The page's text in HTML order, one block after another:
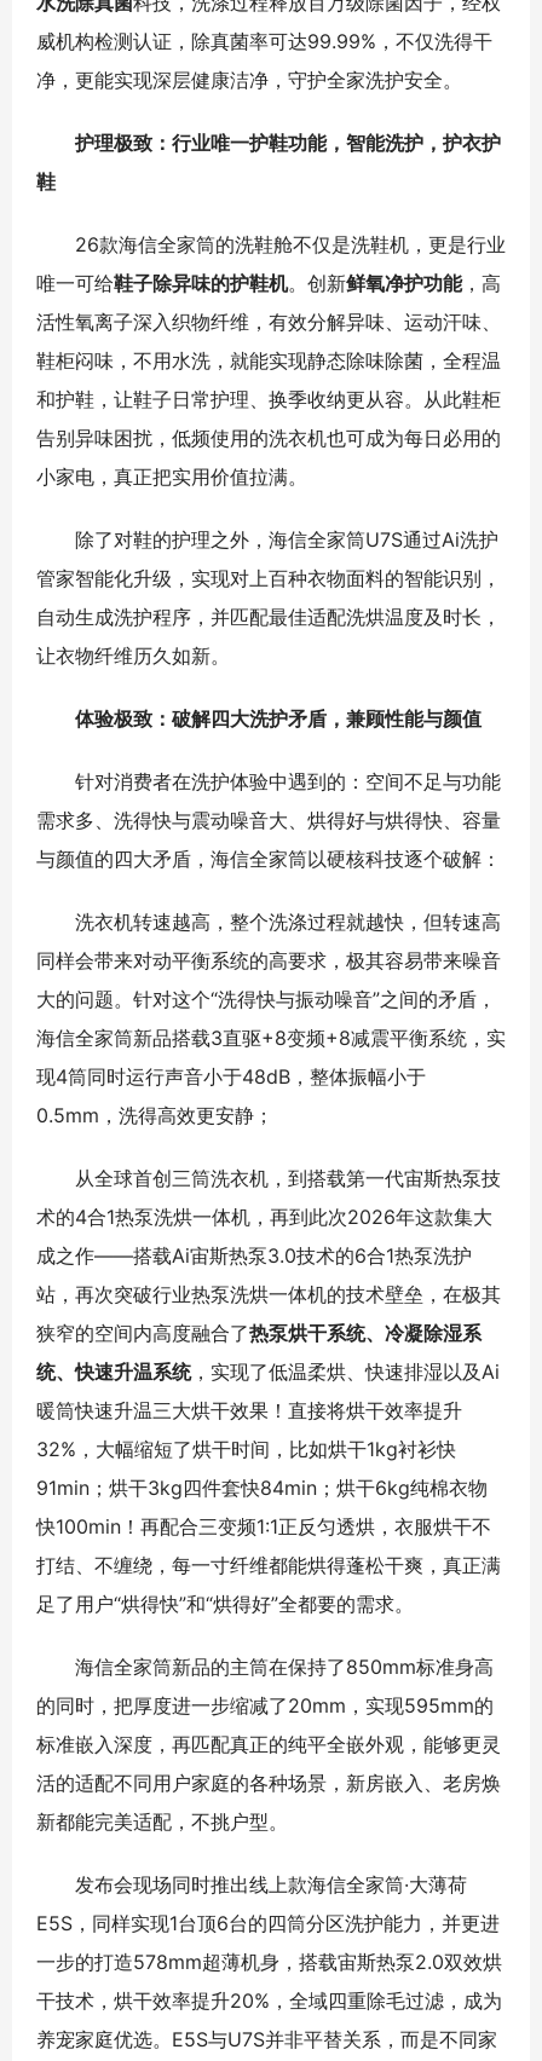
威机构检测认证，除真菌率可达99.99%，不仅洗得干
净，更能实现深层健康洁净，守护全家洗护安全。
护理极致：行业唯一护鞋功能，智能洗护，护衣护
鞋
26款海信全家筒的洗鞋舱不仅是洗鞋机，更是行业
唯一可给鞋子除异味的护鞋机。创新鲜氧净护功能，高
活性氧离子深入织物纤维，有效分解异味、运动汗味、
鞋柜闷味，不用水洗，就能实现静态除味除菌，全程温
和护鞋，让鞋子日常护理、换季收纳更从容。从此鞋柜
告别异味困扰，低频使用的洗衣机也可成为每日必用的
小家电，真正把实用价值拉满。
除了对鞋的护理之外，海信全家筒U7S通过Ai洗护
管家智能化升级，实现对上百种衣物面料的智能识别，
自动生成洗护程序，并匹配最佳适配洗烘温度及时长，
让衣物纤维历久如新。
体验极致：破解四大洗护矛盾，兼顾性能与颜值
针对消费者在洗护体验中遇到的：空间不足与功能
需求多、洗得快与震动噪音大、烘得好与烘得快、容量
与颜值的四大矛盾，海信全家筒以硬核科技逐个破解：
洗衣机转速越高，整个洗涤过程就越快，但转速高
同样会带来对动平衡系统的高要求，极其容易带来噪音
大的问题。针对这个“洗得快与振动噪音”之间的矛盾，
海信全家筒新品搭载3直驱+8变频+8减震平衡系统，实
现4筒同时运行声音小于48dB，整体振幅小于
0.5mm，洗得高效更安静；
从全球首创三筒洗衣机，到搭载第一代宙斯热泵技
术的4合1热泵洗烘一体机，再到此次2026年这款集大
成之作——搭载Ai宙斯热泵3.0技术的6合1热泵洗护
站，再次突破行业热泵洗烘一体机的技术壁垒，在极其
狭窄的空间内高度融合了热泵烘干系统、冷凝除湿系
统、快速升温系统，实现了低温柔烘、快速排湿以及Ai
暖筒快速升温三大烘干效果！直接将烘干效率提升
32%，大幅缩短了烘干时间，比如烘干1kg衬衫快
91min；烘干3kg四件套快84min；烘干6kg纯棉衣物
快100min！再配合三变频1:1正反匀透烘，衣服烘干不
打结、不缠绕，每一寸纤维都能烘得蓬松干爽，真正满
足了用户“烘得快”和“烘得好”全都要的需求。
海信全家筒新品的主筒在保持了850mm标准身高
的同时，把厚度进一步缩减了20mm，实现595mm的
标准嵌入深度，再匹配真正的纯平全嵌外观，能够更灵
活的适配不同用户家庭的各种场景，新房嵌入、老房焕
新都能完美适配，不挑户型。
发布会现场同时推出线上款海信全家筒·大薄荷
E5S，同样实现1台顶6台的四筒分区洗护能力，并更进
一步的打造578mm超薄机身，搭载宙斯热泵2.0双效烘
干技术，烘干效率提升20%，全域四重除毛过滤，成为
养宠家庭优选。E5S与U7S并非平替关系，而是不同家